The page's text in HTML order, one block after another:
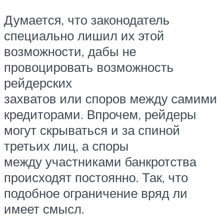
Думается, что законодатель
специально лишил их этой
возможности, дабы не
провоцировать возможность
рейдерских
захватов или споров между самими
кредиторами. Впрочем, рейдеры
могут скрываться и за спиной
третьих лиц, а споры
между участниками банкротства
происходят постоянно. Так, что
подобное ограничение вряд ли
имеет смысл.